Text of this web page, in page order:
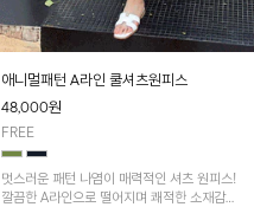
애니멀패턴 A라인 쿨셔츠원피스
48,000원
FREE
멋스러운 패턴 나염이 매력적인 셔츠 원피스!
깔끔한 A라인으로 떨어지며 쾌적한 소재감으